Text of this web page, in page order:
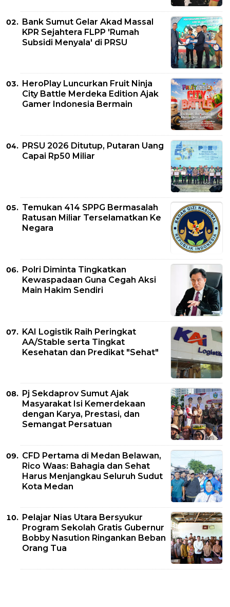
Bank Sumut Gelar Akad Massal
KPR Sejahtera FLPP 'Rumah
Subsidi Menyala' di PRSU
HeroPlay Luncurkan Fruit Ninja
City Battle Merdeka Edition Ajak
Gamer Indonesia Bermain
PRSU 2026 Ditutup, Putaran Uang
Capai Rp50 Miliar
Temukan 414 SPPG Bermasalah
Ratusan Miliar Terselamatkan Ke
Negara
Polri Diminta Tingkatkan
Kewaspadaan Guna Cegah Aksi
Main Hakim Sendiri
KAI Logistik Raih Peringkat
AA/Stable serta Tingkat
Kesehatan dan Predikat "Sehat"
Pj Sekdaprov Sumut Ajak
Masyarakat Isi Kemerdekaan
dengan Karya, Prestasi, dan
Semangat Persatuan
CFD Pertama di Medan Belawan,
Rico Waas: Bahagia dan Sehat
Harus Menjangkau Seluruh Sudut
Kota Medan
Pelajar Nias Utara Bersyukur
Program Sekolah Gratis Gubernur
Bobby Nasution Ringankan Beban
Orang Tua